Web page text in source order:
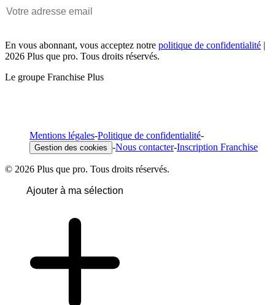
En vous abonnant, vous acceptez notre politique de confidentialité |
2026 Plus que pro. Tous droits réservés.
Le groupe Franchise Plus
Mentions légales-Politique de confidentialité-
Gestion des cookies -Nous contacter-Inscription Franchise
© 2026 Plus que pro. Tous droits réservés.
Ajouter à ma sélection